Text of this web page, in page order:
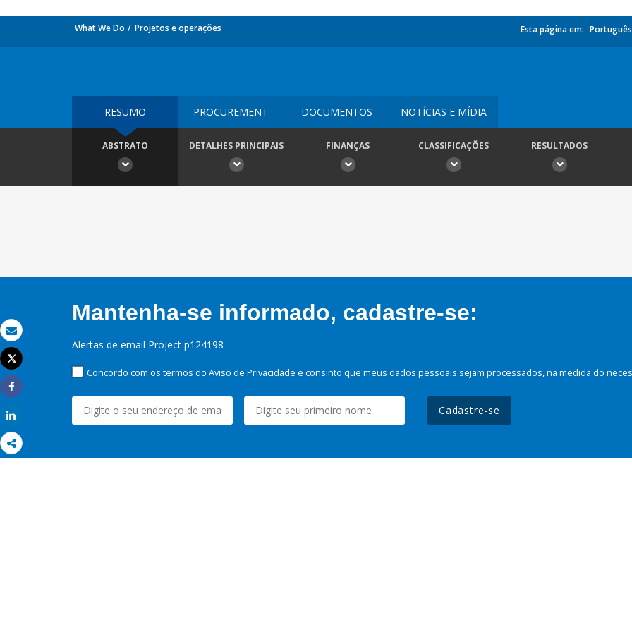
Email
Imprimir
Tweet
Share
What We Do Projetos e operações Esta página em: Português
RESUMO PROCUREMENT DOCUMENTOS NOTÍCIAS E MÍDIA
ABSTRATO DETALHES PRINCIPAIS FINANÇAS CLASSIFICAÇÕES RESULTADOS
Mantenha-se informado, cadastre-se:
Alertas de email Project p124198
Concordo com os termos do Aviso de Privacidade e consinto que meus dados pessoais sejam processados, na medida do
Cadastre-se